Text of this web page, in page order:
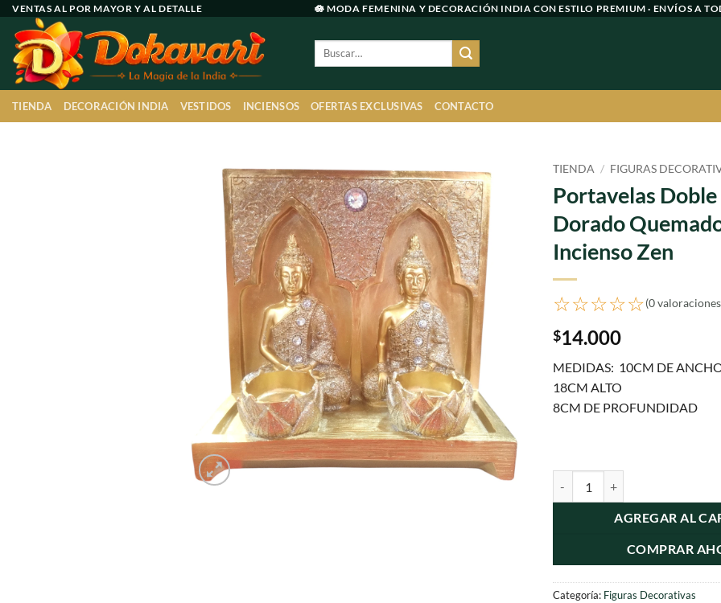
contenido
VENTAS AL POR MAYOR Y AL DETALLE 🪷 MODA FEMENINA Y DECORACIÓN INDIA CON ESTILO PREMIUM · ENVÍOS A
Buscar
TIENDA DECORACIÓN INDIA VESTIDOS INCIENSOS OFERTAS EXCLUSIVAS CONTACTO
Agregar
favoritos
TIENDA / FIGURAS
Portavelas Doble
Dorado
Incienso Zen
☆☆☆☆☆(0
$14.000
MEDIDAS: 10CM DE
18CM ALTO
8CM DE PROFUNDIDAD
AGREGAR AL
COMPRAR
Categoría: Figuras Decorativas